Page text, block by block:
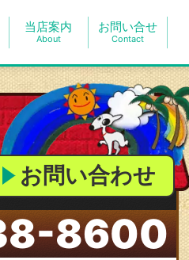
当店案内
About
お問い合せ
Contact
お問い合わせ
8600